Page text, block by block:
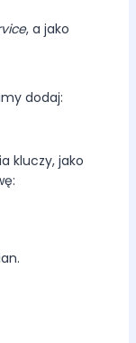
, a jako
dodaj:
kluczy, jako